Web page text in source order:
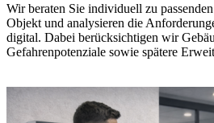
Wir beraten Sie individuell zu
Objekt und analysieren die
digital. Dabei berücksichtigen wir
Gefahrenpotenziale sowie spätere